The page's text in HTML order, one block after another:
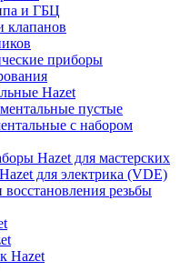
и ГБЦ
клапанов
приборы
Hazet
пустые
с набором
Hazet для мастерских
для электрика (VDE)
резьбы
Hazet